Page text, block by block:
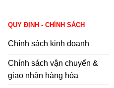
QUY ĐỊNH - CHÍNH SÁCH
Chính sách kinh doanh
Chính sách vận chuyển &
giao nhận hàng hóa